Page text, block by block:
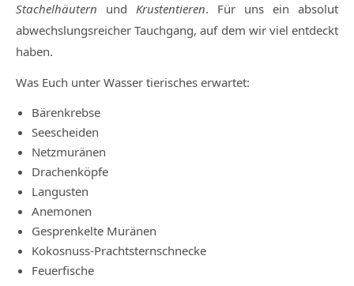
Stachelhäutern und Krustentieren. Für uns ein absolut
abwechslungsreicher Tauchgang, auf dem wir viel entdeckt
haben.
Was Euch unter Wasser tierisches erwartet:
Bärenkrebse
Seescheiden
Netzmuränen
Drachenköpfe
Langusten
Anemonen
Gesprenkelte Muränen
Kokosnuss-Prachtsternschnecke
Feuerfische